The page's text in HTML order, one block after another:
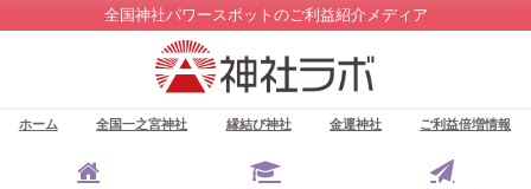
全国神社パワースポットのご利益紹介メディア
ホーム 全国一之宮神社 縁結び神社 金運神社 ご利益倍増情報